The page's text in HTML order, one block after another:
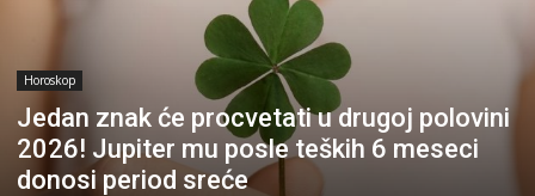
Horoskop
Jedan znak će procvetati u drugoj polovini
2026! Jupiter mu posle teških 6 meseci
donosi period sreće